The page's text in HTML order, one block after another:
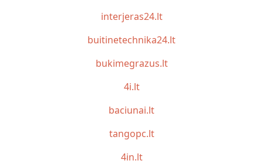
interjeras24.lt
buitinetechnika24.lt
bukimegrazus.lt
4i.lt
baciunai.lt
tangopc.lt
4in.lt